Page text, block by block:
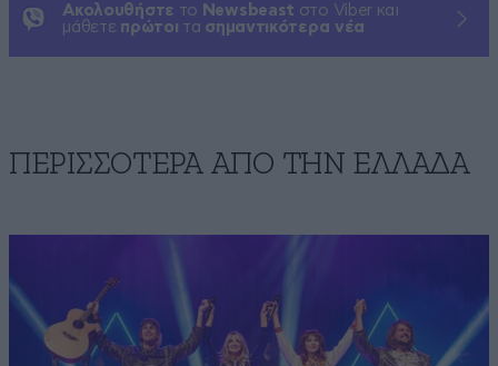
Ακολουθήστε το Newsbeast στο Viber και
μάθετε πρώτοι τα σημαντικότερα νέα
ΠΕΡΙΣΣΟΤΕΡΑ ΑΠΟ ΤΗΝ ΕΛΛΑΔΑ